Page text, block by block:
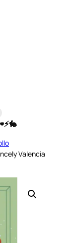
Valencia